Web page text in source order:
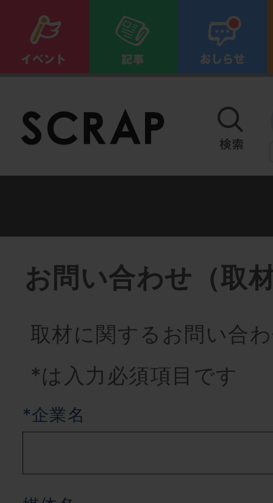
お問い合わせ（取
取材に関するお問い合
*は入力必須項目です
*企業名